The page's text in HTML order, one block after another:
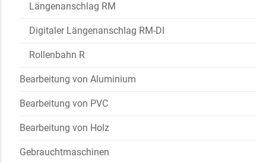
Längenanschlag RM
Digitaler Längenanschlag RM-DI
Rollenbahn R
Bearbeitung von Aluminium
Bearbeitung von PVC
Bearbeitung von Holz
Gebrauchtmaschinen